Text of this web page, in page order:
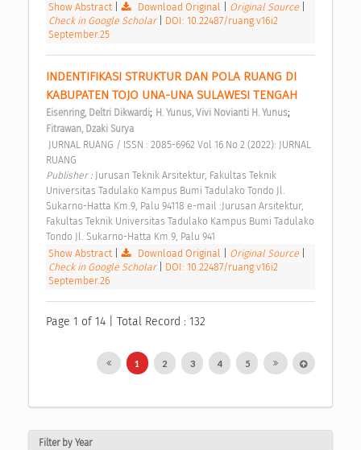
Show Abstract
Download Original Original Source
Check in Google Scholar
DOI: 10.22487/ruang.v16i2
September.25
INDENTIFIKASI STRUKTUR DAN POLA RUANG DI
KABUPATEN TOJO UNA-UNA SULAWESI TENGAH
Eisenring, Deltri Dikwardi; H. Yunus, Vivi Novianti H. Yunus;
Fitrawan, Dzaki Surya
RUANG
Publisher : Jurusan Teknik Arsitektur, Fakultas Teknik
Universitas Tadulako Kampus Bumi Tadulako Tondo Jl.
Sukarno-Hatta Km.9, Palu 94118 e-mail :Jurusan Arsitektur,
Fakultas Teknik Universitas Tadulako Kampus Bumi Tadulako
Tondo Jl. Sukarno-Hatta Km.9, Palu 941
Show Abstract
Download Original Original Source
Check in Google Scholar
DOI: 10.22487/ruang.v16i2
September.26
Page 1 of 14 | Total Record : 132
1 2 3 4 5
Filter by Year